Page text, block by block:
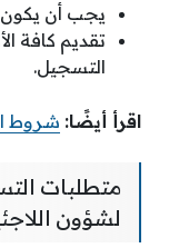
يجب أن يكون
تقديم كافة
التسجيل.
اقرأ أيضًا: شروط
متطلبات
لشؤون